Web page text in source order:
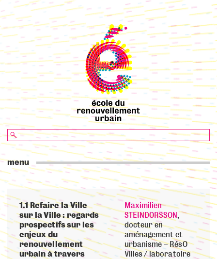
menu
1.1 Refaire la Ville
sur la Ville : regards
prospectifs sur les
enjeux du
renouvellement
urbain à travers
Maximilien
STEINDORSSON,
docteur en
aménagement et
urbanisme – RésO
Villes / laboratoire